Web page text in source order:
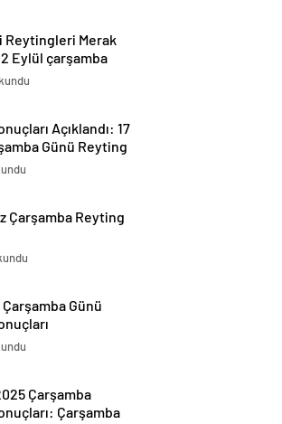
Reytingleri Merak
Eylül çarşamba
Açıklandı: 17
Günü Reyting
Çarşamba Reyting
Günü
Çarşamba
Çarşamba